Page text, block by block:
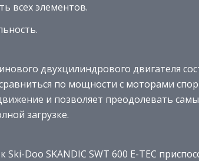
всех элементов.
двухцилиндрового двигателя
по мощности с моторами
и позволяет преодолевать
загрузке.
Ski-Doo SKANDIC SWT 600 E-TEC